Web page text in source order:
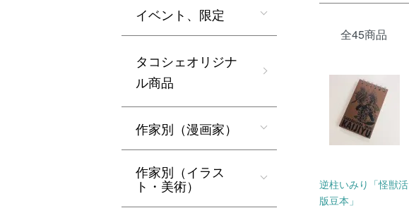
全45商品
逆柱いみり「怪獣活
版豆本」
イベント、限定
タコシェオリジナ
ル商品
作家別（漫画家）
作家別（イラス
ト・美術）